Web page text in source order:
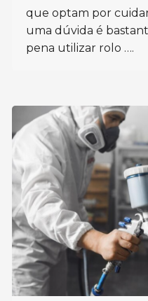
que optam por
uma dúvida é
pena utilizar rolo ….